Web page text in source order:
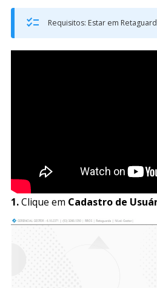
Requisitos: Estar em
1.Clique em Cadastro de